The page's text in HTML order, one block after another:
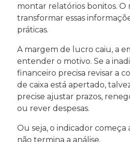
montar relatórios bonitos. O
transformar essas
práticas.
A margem de lucro caiu, a
entender o motivo. Se a
financeiro precisa revisar a
de caixa está apertado,
precise ajustar prazos,
ou rever despesas.
Ou seja, o indicador começa
não termina a análise.